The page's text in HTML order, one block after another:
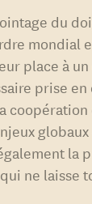
du
mondial
place à
prise
la
ne laisse